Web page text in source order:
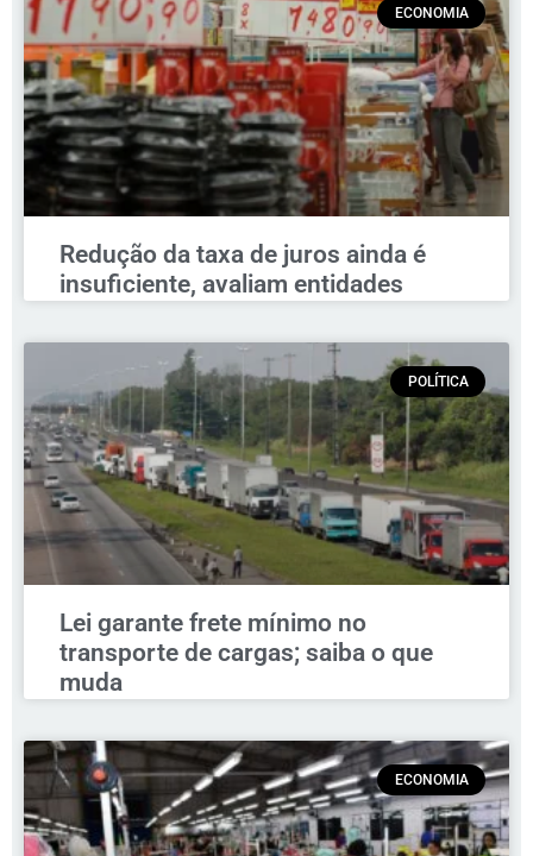
ECONOMIA
Redução da taxa de juros ainda é
insuficiente, avaliam entidades
POLÍTICA
Lei garante frete mínimo no
transporte de cargas; saiba o que
muda
ECONOMIA